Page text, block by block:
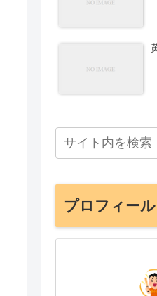
プロフィール